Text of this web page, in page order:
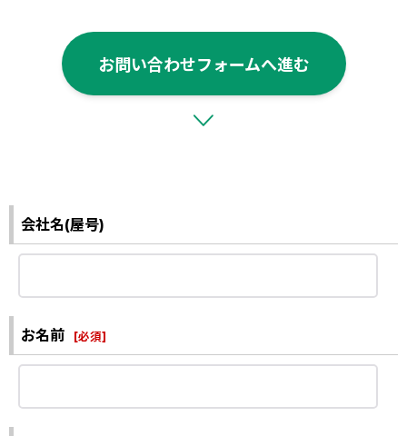
お問い合わせフォームへ進む
会社名(屋号)
お名前 [必須]